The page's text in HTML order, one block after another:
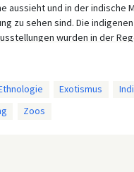
aussieht und in der indische
zu sehen sind. Die
wurden in der
rekrutiert und für ihre
Held (1851–1927) gedreht,
auch kurze Dokumentarfilmen
Exotismus
Zoos